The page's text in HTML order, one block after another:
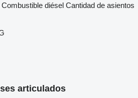
Combustible diésel Cantidad de asientos
articulados